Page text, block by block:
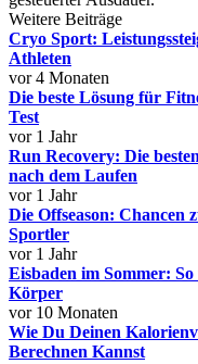
Weitere Beiträge
Cryo Sport:
Athleten
vor 4 Monaten
Die beste Lösung für
Test
vor 1 Jahr
Run Recovery: Die
nach dem Laufen
vor 1 Jahr
Die Offseason: Chancen
Sportler
vor 1 Jahr
Eisbaden im Sommer:
Körper
vor 10 Monaten
Wie Du Deinen
Berechnen Kannst